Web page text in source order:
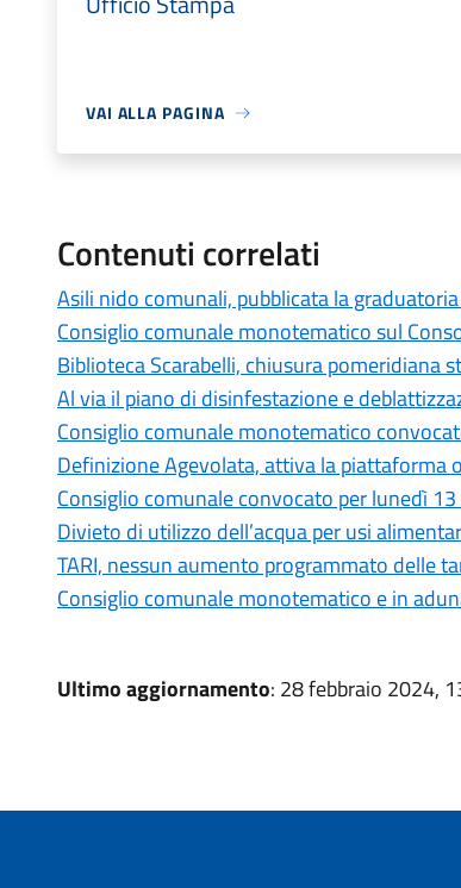
VAI ALLA PAGINA
Contenuti correlati
Asili nido comunali, pubblicata la
Consiglio comunale monotematico sul
Biblioteca Scarabelli, chiusura pomeridiana
Al via il piano di disinfestazione e
Consiglio comunale monotematico
Definizione Agevolata, attiva la piattaforma
Consiglio comunale convocato per lunedì
Divieto di utilizzo dell’acqua per usi
TARI, nessun aumento programmato delle
Consiglio comunale monotematico e in
Ultimo aggiornamento: 28 febbraio 2024,